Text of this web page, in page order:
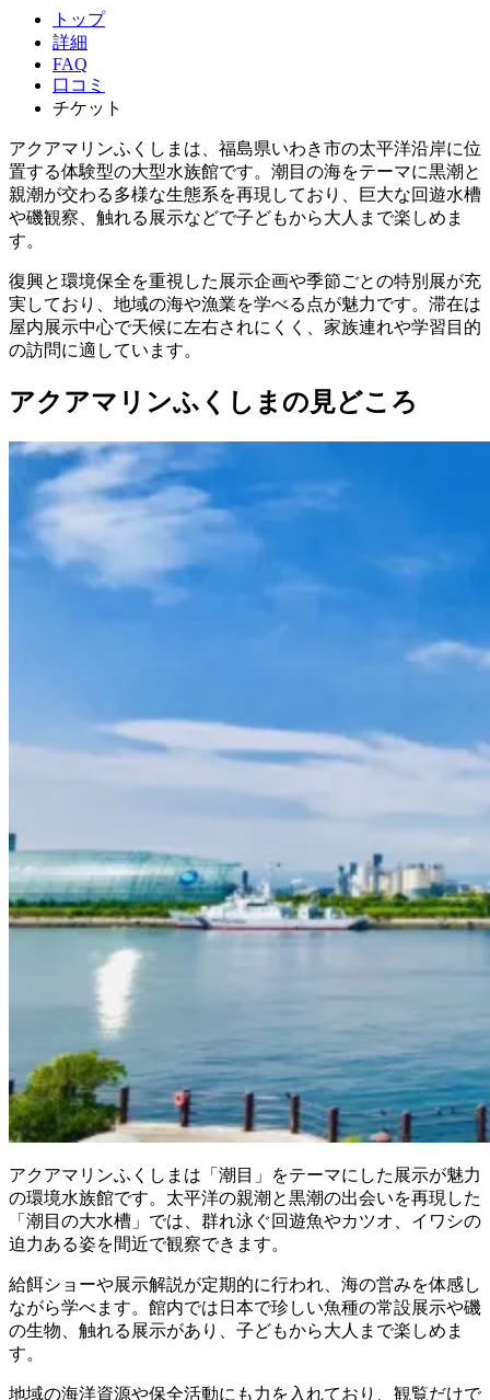
トップ
詳細
FAQ
口コミ
チケット
アクアマリンふくしまは、福島県いわき市の太平洋沿岸に位
置する体験型の大型水族館です。潮目の海をテーマに黒潮と
親潮が交わる多様な生態系を再現しており、巨大な回遊水槽
や磯観察、触れる展示などで子どもから大人まで楽しめま
す。
復興と環境保全を重視した展示企画や季節ごとの特別展が充
実しており、地域の海や漁業を学べる点が魅力です。滞在は
屋内展示中心で天候に左右されにくく、家族連れや学習目的
の訪問に適しています。
アクアマリンふくしまの見どころ
アクアマリンふくしまは「潮目」をテーマにした展示が魅力
の環境水族館です。太平洋の親潮と黒潮の出会いを再現した
「潮目の大水槽」では、群れ泳ぐ回遊魚やカツオ、イワシの
迫力ある姿を間近で観察できます。
給餌ショーや展示解説が定期的に行われ、海の営みを体感し
ながら学べます。館内では日本で珍しい魚種の常設展示や磯
の生物、触れる展示があり、子どもから大人まで楽しめま
す。
地域の海洋資源や保全活動にも力を入れており、観覧だけで